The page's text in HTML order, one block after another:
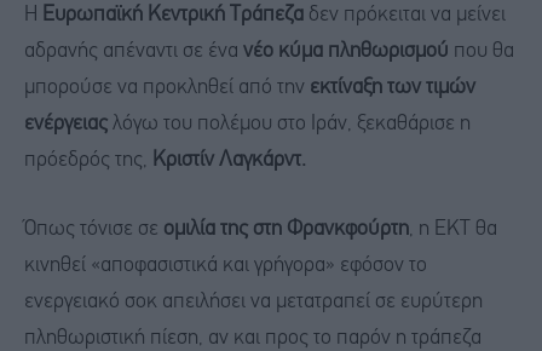
Η Ευρωπαϊκή Κεντρική Τράπεζα δεν πρόκειται να μείνει
αδρανής απέναντι σε ένα νέο κύμα πληθωρισμού που θα
μπορούσε να προκληθεί από την εκτίναξη των τιμών
ενέργειας λόγω του πολέμου στο Ιράν, ξεκαθάρισε η
πρόεδρός της, Κριστίν Λαγκάρντ.
Όπως τόνισε σε ομιλία της στη Φρανκφούρτη, η ΕΚΤ θα
κινηθεί «αποφασιστικά και γρήγορα» εφόσον το
ενεργειακό σοκ απειλήσει να μετατραπεί σε ευρύτερη
πληθωριστική πίεση, αν και προς το παρόν η τράπεζα